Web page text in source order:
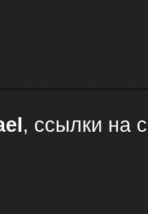
, ссылки на